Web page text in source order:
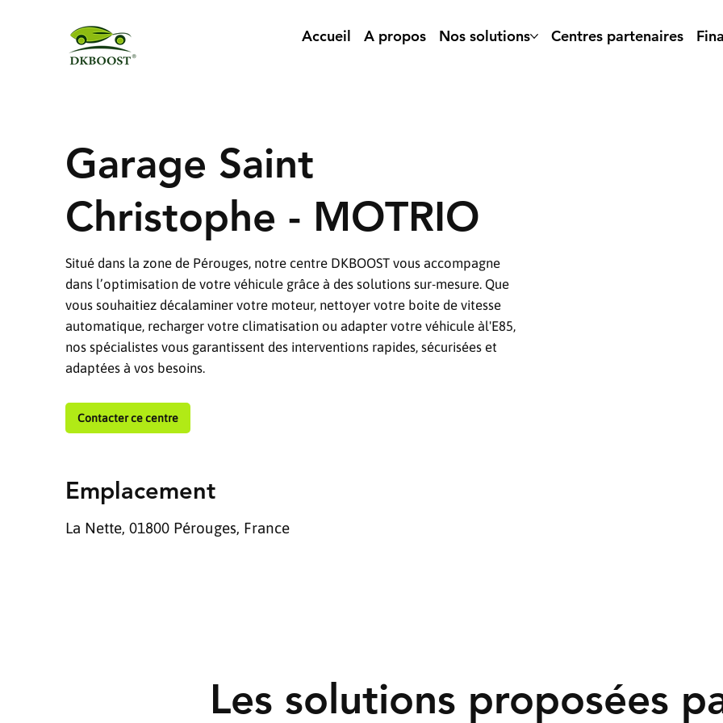
Accueil A propos Nos solutions Centres partenaires
Garage Saint
Christophe - MOTRIO
Situé dans la zone de Pérouges, notre centre DKBOOST vous accompagne
dans l’optimisation de votre véhicule grâce à des solutions sur-mesure. Que
vous souhaitiez décalaminer votre moteur, nettoyer votre boite de vitesse
automatique, recharger votre climatisation ou adapter votre véhicule àl'E85,
nos spécialistes vous garantissent des interventions rapides, sécurisées et
adaptées à vos besoins.
Contacter ce centre
Emplacement
La Nette, 01800 Pérouges, France
Les solutions proposées